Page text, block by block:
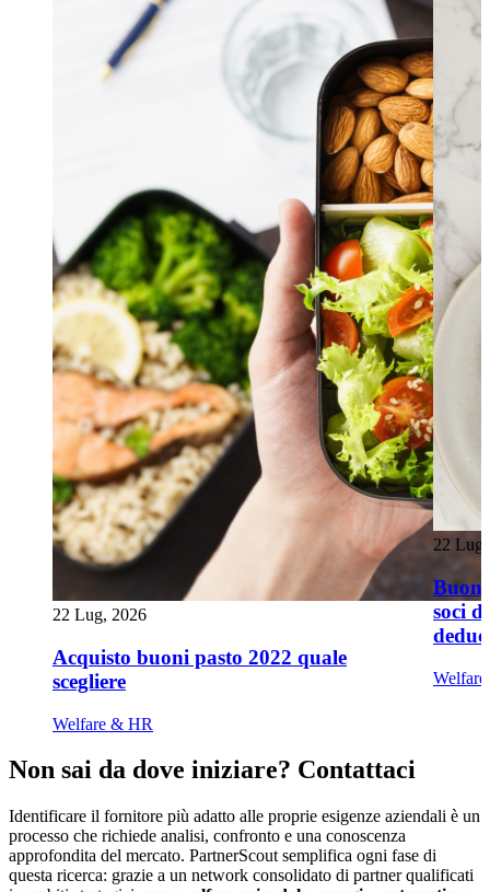
22 Lug, 2026
Acquisto buoni pasto 2022 quale
scegliere
Welfare & HR
22
soci
Non sai da dove iniziare? Contattaci
Identificare il fornitore più adatto alle proprie esigenze aziendali è un
processo che richiede analisi, confronto e una conoscenza
approfondita del mercato. PartnerScout semplifica ogni fase di
questa ricerca: grazie a un network consolidato di partner qualificati